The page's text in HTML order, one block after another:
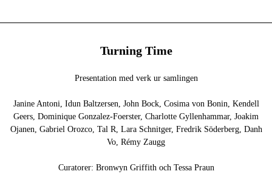
Turning Time
Presentation med verk ur samlingen
Janine Antoni, Idun Baltzersen, John Bock, Cosima von Bonin, Kendell
Geers, Dominique Gonzalez-Foerster, Charlotte Gyllenhammar, Joakim
Ojanen, Gabriel Orozco, Tal R, Lara Schnitger, Fredrik Söderberg, Danh
Vo, Rémy Zaugg
Curatorer: Bronwyn Griffith och Tessa Praun